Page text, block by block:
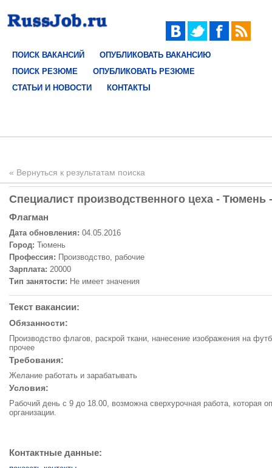
ПОИСК ВАКАНСИЙ
ОПУБЛИКОВАТЬ ВАКАНСИЮ
ПОИСК РЕЗЮМЕ
ОПУБЛИКОВАТЬ РЕЗЮМЕ
СТАТЬИ И НОВОСТИ
КОНТАКТЫ
« Вернуться к результатам поиска
Специалист производственного цеха - Тюмень
Флагман
Дата обновления: 04.05.2016
Город: Тюмень
Профессия: Производство, рабочие
Зарплата: 20000
Тип занятости: Не имеет значения
Текст вакансии:
Обязанности:
Производство флагов, раскрой ткани, нанесение изображения на
прочее
Требования:
Желание работать и зарабатывать
Условия:
Рабочий день с 9 до 18.00, возможна сверхурочная работа, которая
организации.
Контактные данные: